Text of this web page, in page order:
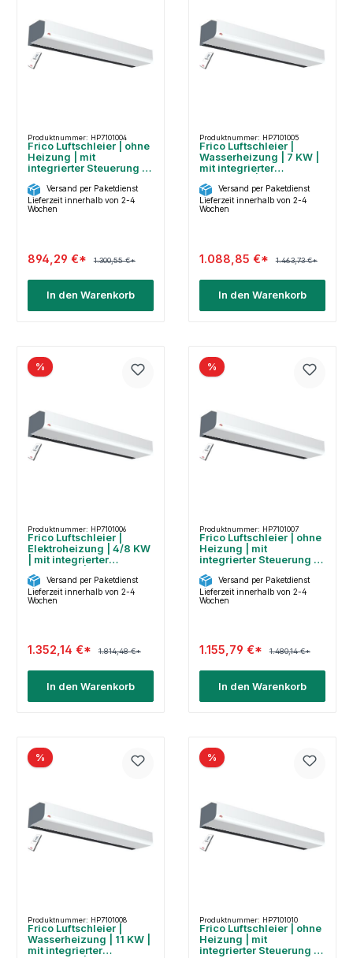
Produktnummer: HP7101004
Frico Luftschleier | ohne
Heizung | mit
integrierter Steuerung |
Versand per Paketdienst
Lieferzeit innerhalb von 2-4
Wochen
894,29 €* 1.300,55 €*
In den Warenkorb
Produktnummer: HP7101005
Frico Luftschleier |
Wasserheizung | 7 KW |
mit integrierter
Versand per Paketdienst
Lieferzeit innerhalb von 2-4
Wochen
1.088,85 €* 1.463,73 €*
In den Warenkorb
%
Produktnummer: HP7101006
Frico Luftschleier |
Elektroheizung | 4/8 KW
| mit integrierter
Versand per Paketdienst
Lieferzeit innerhalb von 2-4
Wochen
1.352,14 €* 1.814,48 €*
In den Warenkorb
%
Produktnummer: HP7101007
Frico Luftschleier | ohne
Heizung | mit
integrierter Steuerung |
Versand per Paketdienst
Lieferzeit innerhalb von 2-4
Wochen
1.155,79 €* 1.480,14 €*
In den Warenkorb
%
Produktnummer: HP7101008
Frico Luftschleier |
Wasserheizung | 11 KW |
mit integrierter
%
Produktnummer: HP7101010
Frico Luftschleier | ohne
Heizung | mit
integrierter Steuerung |